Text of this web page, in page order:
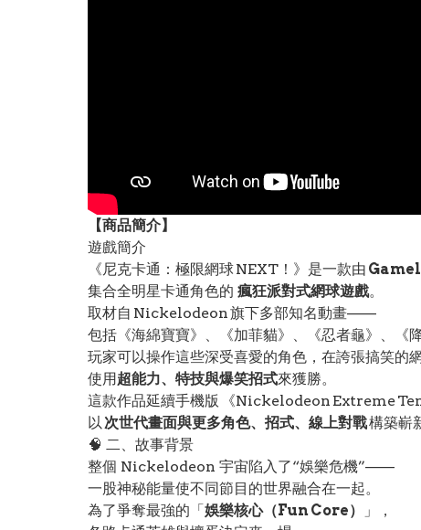
【商品簡介】
遊戲簡介
《尼克卡通：極限網球 NEXT！》是一款由
集合全明星卡通角色的 瘋狂派對式網球遊戲。
取材自 Nickelodeon 旗下多部知名動畫——
包括《海綿寶寶》、《加菲貓》、《忍者龜》、《
玩家可以操作這些深受喜愛的角色，在誇張搞笑的
使用超能力、特技與爆笑招式來獲勝。
這款作品延續手機版 《Nickelodeon Extreme
以 次世代畫面與更多角色、招式、線上對戰構築嶄
🧠 二、故事背景
整個 Nickelodeon 宇宙陷入了“娛樂危機”——
一股神秘能量使不同節目的世界融合在一起。
為了爭奪最強的「娛樂核心（Fun Core）
」，